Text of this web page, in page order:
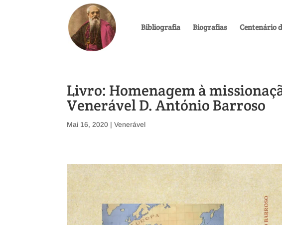
Bibliografia Biografias Centenário
Livro: Homenagem à
Venerável D. António Barroso
Mai 16, 2020 |Venerável